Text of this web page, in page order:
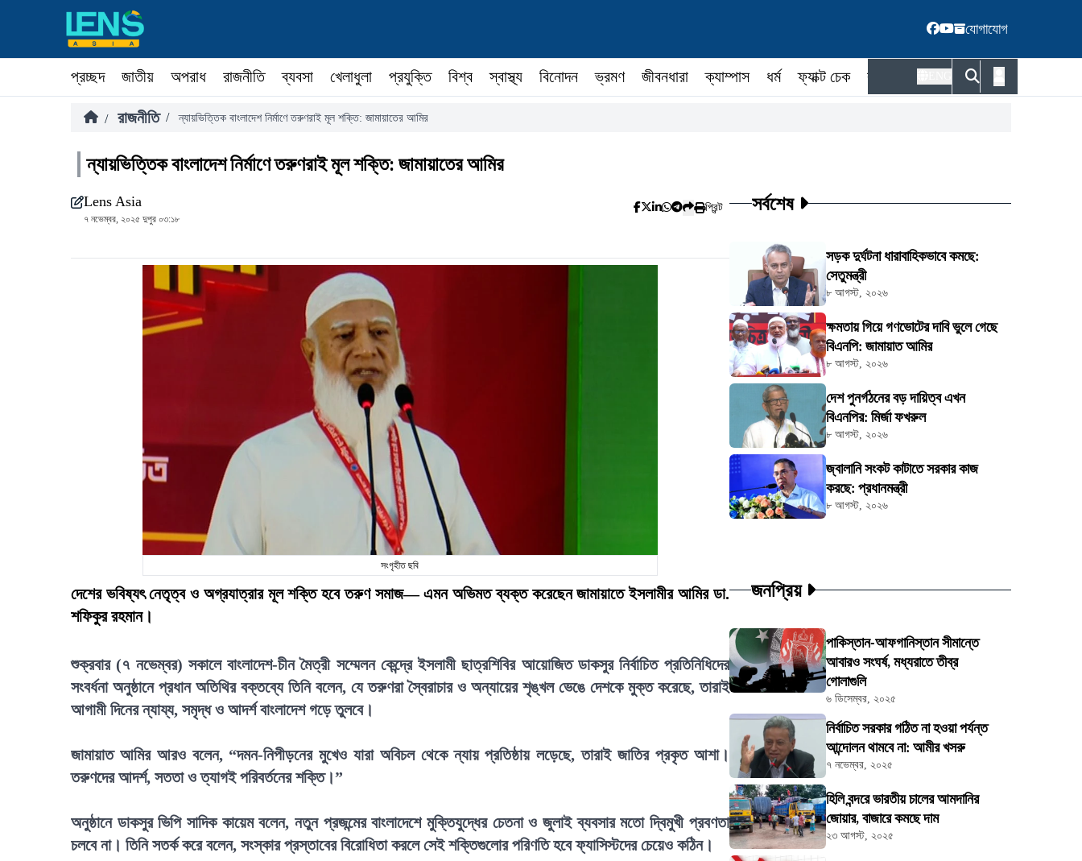
যোগাযোগ
প্রচ্ছদ জাতীয় অপরাধ রাজনীতি ব্যবসা খেলাধুলা প্রযুক্তি বিশ্ব স্বাস্থ্য বিনোদন ভ্রমণ জীবনধারা ক্যাম্পাস ধর্ম ফ্যাক্ট চেক কর্মকর্তা
/ রাজনীতি / ন্যায়ভিত্তিক বাংলাদেশ নির্মাণে তরুণরাই মূল শক্তি: জামায়াতের আমির
ন্যায়ভিত্তিক বাংলাদেশ নির্মাণে তরুণরাই মূল শক্তি: জামায়াতের আমির
Lens Asia
৭ নভেম্বর, ২০২৫ দুপুর ০৩:১৮
প্রিন্ট
সংগৃহীত ছবি
দেশের ভবিষ্যৎ নেতৃত্ব ও অগ্রযাত্রার মূল শক্তি হবে তরুণ সমাজ— এমন অভিমত ব্যক্ত করেছেন জামায়াতে ইসলামীর আমির ডা.
শফিকুর রহমান।
শুক্রবার (৭ নভেম্বর) সকালে বাংলাদেশ-চীন মৈত্রী সম্মেলন কেন্দ্রে ইসলামী ছাত্রশিবির আয়োজিত ডাকসুর নির্বাচিত প্রতিনিধিদের
সংবর্ধনা অনুষ্ঠানে প্রধান অতিথির বক্তব্যে তিনি বলেন, যে তরুণরা স্বৈরাচার ও অন্যায়ের শৃঙ্খল ভেঙে দেশকে মুক্ত করেছে, তারাই
আগামী দিনের ন্যায্য, সমৃদ্ধ ও আদর্শ বাংলাদেশ গড়ে তুলবে।
জামায়াত আমির আরও বলেন, “দমন-নিপীড়নের মুখেও যারা অবিচল থেকে ন্যায় প্রতিষ্ঠায় লড়েছে, তারাই জাতির প্রকৃত আশা।
তরুণদের আদর্শ, সততা ও ত্যাগই পরিবর্তনের শক্তি।”
অনুষ্ঠানে ডাকসুর ভিপি সাদিক কায়েম বলেন, নতুন প্রজন্মের বাংলাদেশে মুক্তিযুদ্ধের চেতনা ও জুলাই ব্যবসার মতো দ্বিমুখী প্রবণতা
চলবে না। তিনি সতর্ক করে বলেন, সংস্কার প্রস্তাবের বিরোধিতা করলে সেই শক্তিগুলোর পরিণতি হবে ফ্যাসিস্টদের চেয়েও কঠিন।
সর্বশেষ
সড়ক দুর্ঘটনা ধারাবাহিকভাবে কমছে:
সেতুমন্ত্রী
৮ আগস্ট, ২০২৬
ক্ষমতায় গিয়ে গণভোটের দাবি ভুলে গেছে
বিএনপি: জামায়াত আমির
৮ আগস্ট, ২০২৬
দেশ পুনর্গঠনের বড় দায়িত্ব এখন
বিএনপির: মির্জা ফখরুল
৮ আগস্ট, ২০২৬
জ্বালানি সংকট কাটাতে সরকার কাজ
করছে: প্রধানমন্ত্রী
৮ আগস্ট, ২০২৬
জনপ্রিয়
পাকিস্তান-আফগানিস্তান সীমান্তে
আবারও সংঘর্ষ, মধ্যরাতে তীব্র
গোলাগুলি
৬ ডিসেম্বর, ২০২৫
নির্বাচিত সরকার গঠিত না হওয়া পর্যন্ত
আন্দোলন থামবে না: আমীর খসরু
৭ নভেম্বর, ২০২৫
হিলি বন্দরে ভারতীয় চালের আমদানির
জোয়ার, বাজারে কমছে দাম
২৩ আগস্ট, ২০২৫